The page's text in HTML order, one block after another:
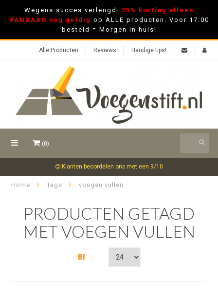
Wegens succes verlengd: 25% korting alleen
VANDAAG nog geldig op ALLE producten. Voor 17:00
besteld = Morgen in huis!
Alle Producten Reviews Handige tips!
(0)
Klanten beoordelen ons met een 9/10
Home Tags voegen vullen
PRODUCTEN GETAGD
MET VOEGEN VULLEN